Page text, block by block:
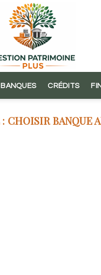
BANQUES CRÉDITS
CHOISIR BANQUE